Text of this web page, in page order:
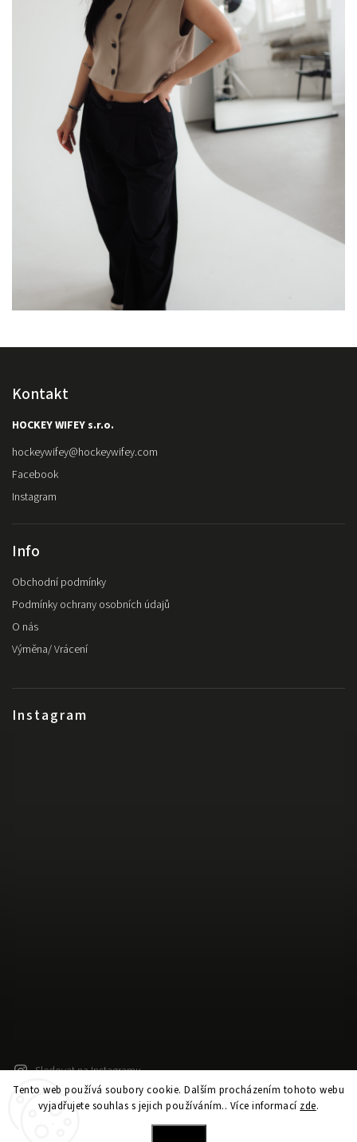
Tento web používá soubory cookie. Dalším procházením tohoto webu
vyjadřujete souhlas s jejich používáním.. Více informací zde.
Kontakt
HOCKEY WIFEY s.r.o.
hockeywifey@hockeywifey.com
Facebook
Instagram
Instagram
Sledovat na Instagramu
Info
Obchodní podmínky
Podmínky ochrany osobních údajů
O nás
Výměna/ Vrácení